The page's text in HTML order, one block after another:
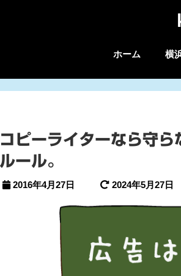
ホーム 横
コピーライターなら守
ルール。
2016年4月27日 2024年5月27日